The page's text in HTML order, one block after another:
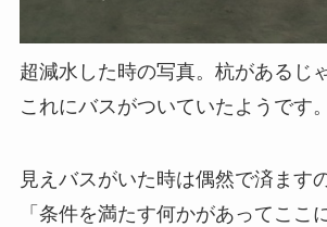
超減水した時の写真。杭があるじ
これにバスがついていたようです。
見えバスがいた時は偶然で済ます
「条件を満たす何かがあってここ